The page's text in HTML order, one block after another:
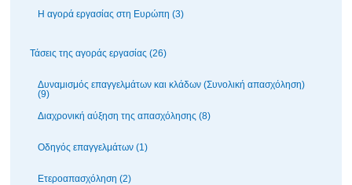
Η αγορά εργασίας στη Ευρώπη (3)
Τάσεις της αγοράς εργασίας (26)
Δυναμισμός επαγγελμάτων και κλάδων (Συνολική απασχόληση)
(9)
Διαχρονική αύξηση της απασχόλησης (8)
Οδηγός επαγγελμάτων (1)
Ετεροαπασχόληση (2)